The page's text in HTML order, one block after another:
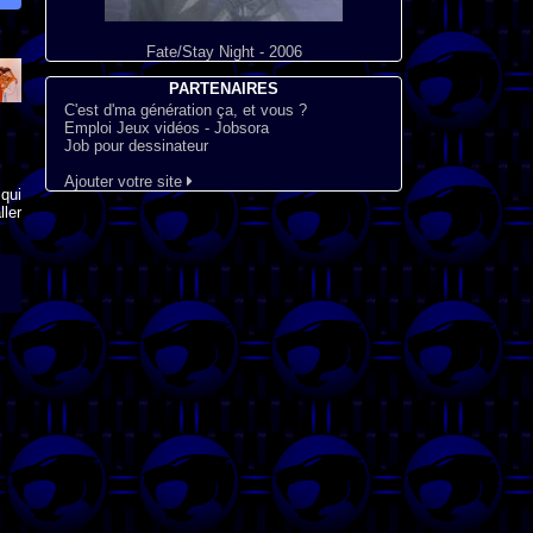
Fate/Stay Night - 2006
PARTENAIRES
C'est d'ma génération ça, et vous ?
Emploi Jeux vidéos - Jobsora
Job pour dessinateur
Ajouter votre site